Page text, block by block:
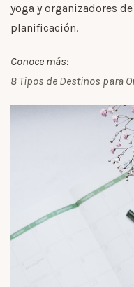
yoga y organizadores
planificación.
Conoce más:
8 Tipos de Destinos para